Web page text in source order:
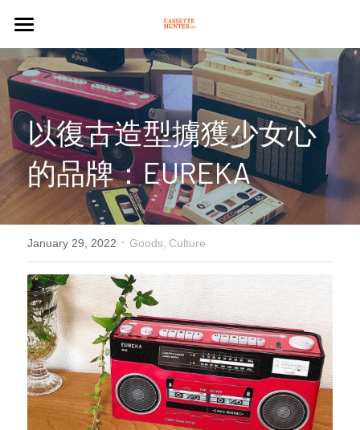
NEWS
CASSETTE
PLAYER
ARTICLES
CULTURE
CULTURE
PLEASURE
CASSETTE STORES
Search
以復古造型擄獲少女心
的品牌：EUREKA
January 29, 2022 · Goods, Culture